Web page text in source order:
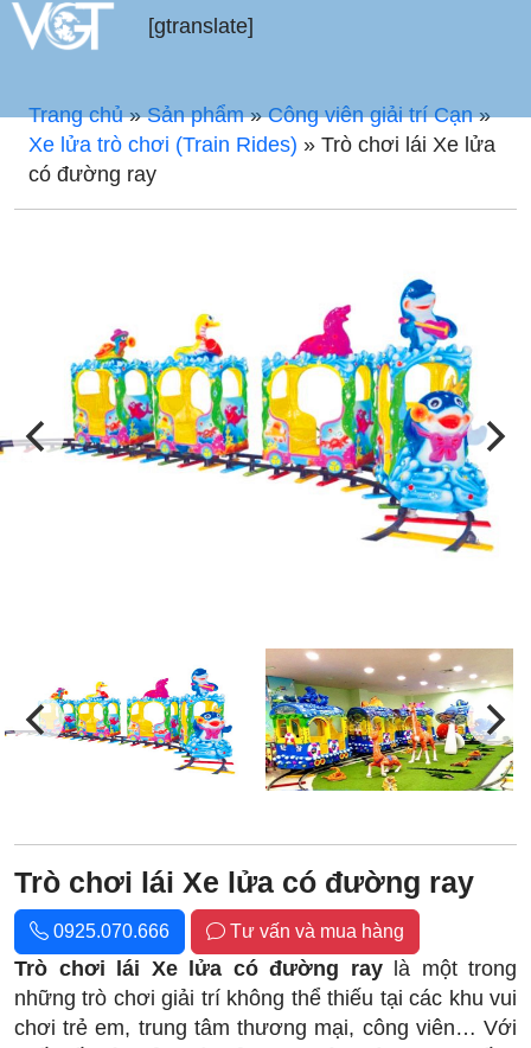
[gtranslate]
Trang chủ»Sản phẩm»Công viên giải trí Cạn»
Xe lửa trò chơi (Train Rides) » Trò chơi lái Xe lửa
có đường ray
Trò chơi lái Xe lửa có đường ray
0925.070.666 Tư vấn và mua hàng
Trò chơi lái Xe lửa có đường raylà một trong
những trò chơi giải trí không thể thiếu tại các khu vui
chơi trẻ em, trung tâm thương mại, công viên… Với